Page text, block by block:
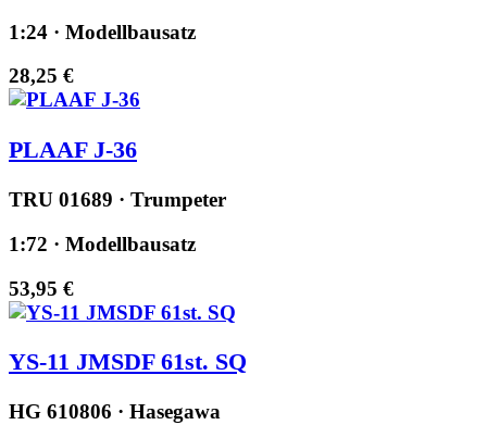
1:24 · Modellbausatz
28,25 €
PLAAF J-36
TRU 01689 · Trumpeter
1:72 · Modellbausatz
53,95 €
YS-11 JMSDF 61st. SQ
HG 610806 · Hasegawa